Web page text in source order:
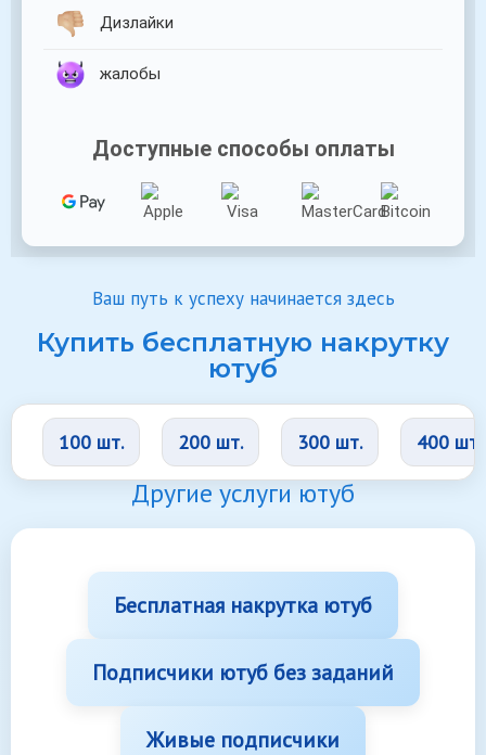
Дизлайки
жалобы
Доступные способы оплаты
Ваш путь к успеху начинается здесь
Купить бесплатную накрутку
ютуб
100 шт. 200 шт. 300 шт. 400 шт.
Другие услуги ютуб
Бесплатная накрутка ютуб
Подписчики ютуб без заданий
Живые подписчики